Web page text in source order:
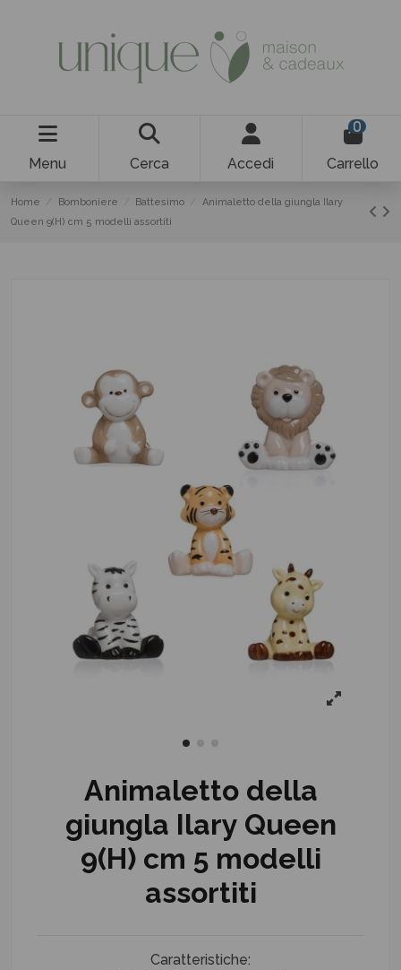
Menu Cerca Accedi
0
Carrello
Home Bomboniere Battesimo
Animaletto della giungla Ilary
Queen 9(H) cm 5 modelli assortiti
Animaletto della
giungla Ilary Queen
9(H) cm 5 modelli
assortiti
Caratteristiche: